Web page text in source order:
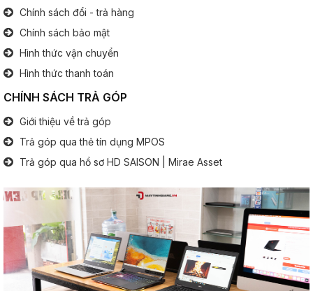
Kích thước - Trọng lượng
Kích thước:
............................................................................................
Trọng lượng:
2.3Kg
Bảo hành - Xuất xứ
Chính sách đổi - trả hàng
Chính sách bảo mật
Hình thức vận chuyển
Hình thức thanh toán
CHÍNH SÁCH TRẢ GÓP
Giới thiệu về trả góp
Trả góp qua thẻ tín dụng MPOS
Trả góp qua hồ sơ HD SAISON | Mirae Asset